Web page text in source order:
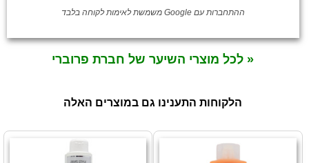
ההתחברות עם Google משמשת לאימות לקוחה בלבד
« לכל מוצרי השיער של חברת פרוברי
הלקוחות התענינו גם במוצרים האלה